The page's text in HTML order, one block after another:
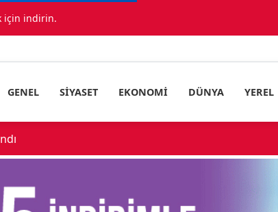
için indirin.
GENEL SIYASET EKONOMI DÜNYA YEREL